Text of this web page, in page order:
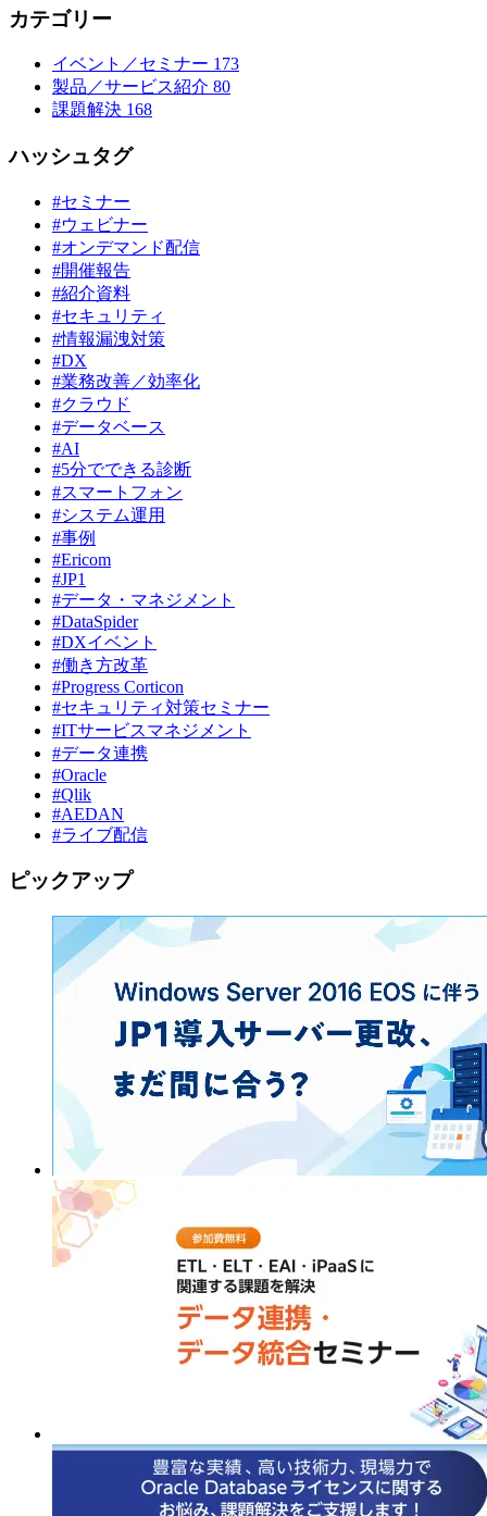
カテゴリー
イベント／セミナー 173
製品／サービス紹介 80
課題解決 168
ハッシュタグ
#セミナー
#ウェビナー
#オンデマンド配信
#開催報告
#紹介資料
#セキュリティ
#情報漏洩対策
#DX
#業務改善／効率化
#クラウド
#データベース
#AI
#5分でできる診断
#スマートフォン
#システム運用
#事例
#Ericom
#JP1
#データ・マネジメント
#DataSpider
#DXイベント
#働き方改革
#Progress Corticon
#セキュリティ対策セミナー
#ITサービスマネジメント
#データ連携
#Oracle
#Qlik
#AEDAN
#ライブ配信
ピックアップ